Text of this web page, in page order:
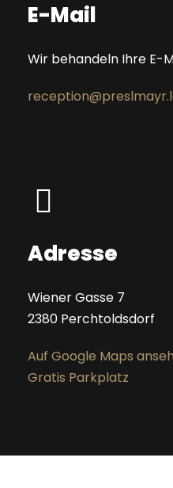
E-Mail
Wir behandeln Ihre E-
Adresse
Wiener Gasse 7
2380 Perchtoldsdorf
Auf Google Maps
Gratis Parkplatz